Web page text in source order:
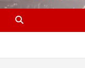
المال و العملات